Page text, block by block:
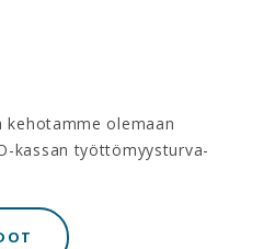
olemaan
kassan työttömyysturva-